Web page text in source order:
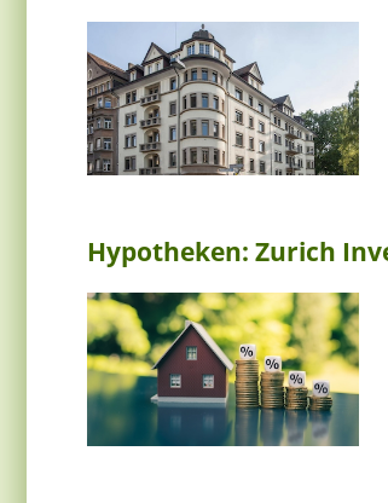
Hypotheken: Zurich